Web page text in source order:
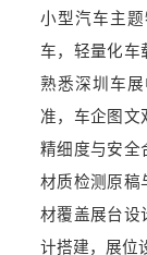
小型汽车主
车，轻量化车
熟悉深圳车
准，车企图文
精细度与安全
材质检测原稿
材覆盖展台设
计搭建，展位